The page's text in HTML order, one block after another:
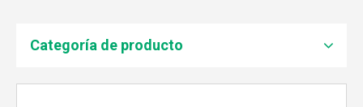
Categoría de producto